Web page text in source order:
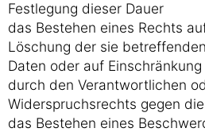
Festlegung dieser Dauer
das Bestehen eines Rechts
Löschung der sie
Daten oder auf
durch den Verantwortlichen
Widerspruchsrechts gegen
das Bestehen eines